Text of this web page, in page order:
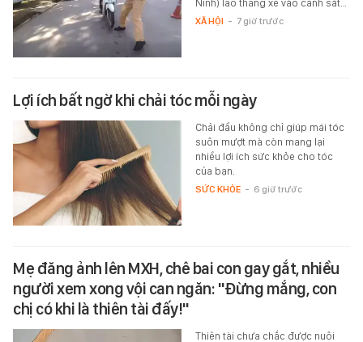
Ninh) lao thẳng xe vào cảnh sát…
XÃ HỘI - 7 giờ trước
Lợi ích bất ngờ khi chải tóc mỗi ngày
Chải đầu không chỉ giúp mái tóc
suôn mượt mà còn mang lại
nhiều lợi ích sức khỏe cho tóc
của bạn.
SỨC KHỎE - 6 giờ trước
Mẹ đăng ảnh lên MXH, chê bai con gay gắt, nhiều
người xem xong vội can ngăn: "Đừng mắng, con
chị có khi là thiên tài đấy!"
Thiên tài chưa chắc được nuôi